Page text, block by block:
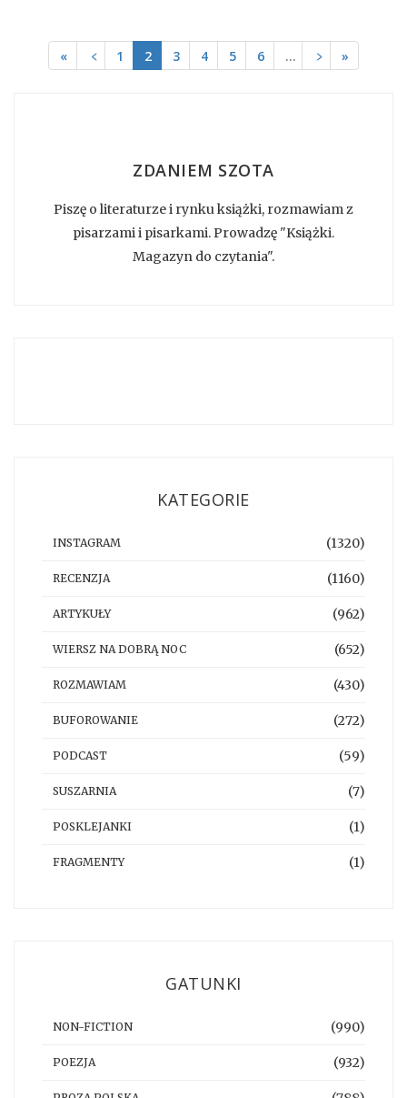
« ﹤ 1 2 3 4 5 6 … ﹥ »
ZDANIEM SZOTA
Piszę o literaturze i rynku książki, rozmawiam z
pisarzami i pisarkami. Prowadzę "Książki.
Magazyn do czytania".
KATEGORIE
INSTAGRAM (1320)
RECENZJA (1160)
ARTYKUŁY (962)
WIERSZ NA DOBRĄ NOC (652)
ROZMAWIAM (430)
BUFOROWANIE (272)
PODCAST (59)
SUSZARNIA (7)
POSKLEJANKI (1)
FRAGMENTY (1)
GATUNKI
NON-FICTION (990)
POEZJA (932)